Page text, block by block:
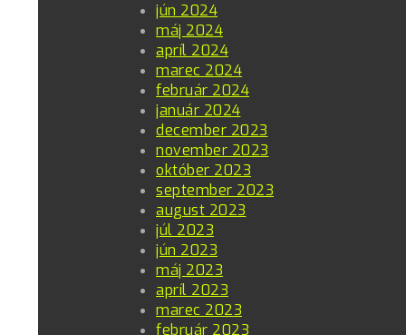
jún 2024
máj 2024
apríl 2024
marec 2024
február 2024
január 2024
december 2023
november 2023
október 2023
september 2023
august 2023
júl 2023
jún 2023
máj 2023
apríl 2023
marec 2023
február 2023